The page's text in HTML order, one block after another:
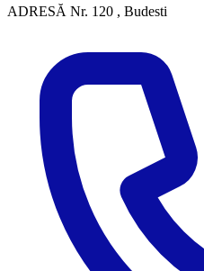
ADRESĂ Nr. 120 , Budesti